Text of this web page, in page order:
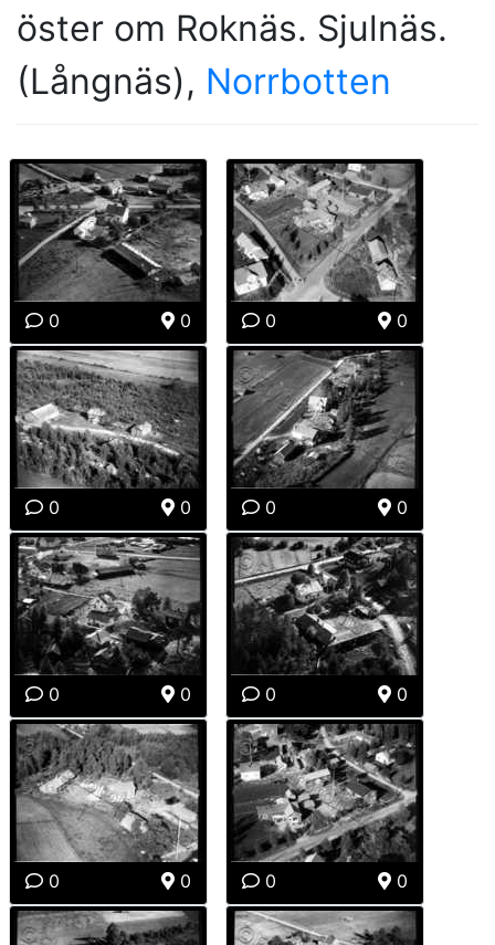
öster om Roknäs. Sjulnäs.
(Långnäs), Norrbotten
0 0 0 0
0 0 0 0
0 0 0 0
0 0 0 0